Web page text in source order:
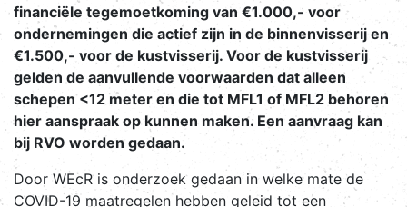
financiële tegemoetkoming van €1.000,- voor
ondernemingen die actief zijn in de binnenvisserij en
€1.500,- voor de kustvisserij. Voor de kustvisserij
gelden de aanvullende voorwaarden dat alleen
schepen <12 meter en die tot MFL1 of MFL2 behoren
hier aanspraak op kunnen maken. Een aanvraag kan
bij RVO worden gedaan.
Door WEcR is onderzoek gedaan in welke mate de
COVID-19 maatregelen hebben geleid tot een